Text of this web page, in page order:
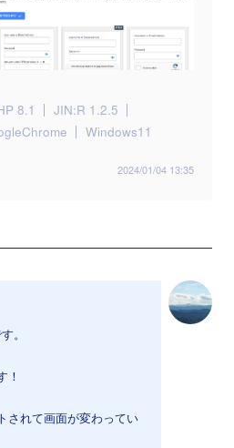
8.1
JIN:R 1.2.5
Windows11
2024/01/04 13:35
。
！
されて画面が変わってい